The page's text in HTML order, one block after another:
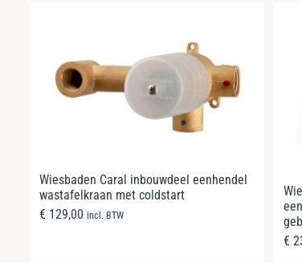
Wiesbaden Caral inbouwdeel eenhendel
wastafelkraan met coldstart
€ 129,00 incl. BTW
€